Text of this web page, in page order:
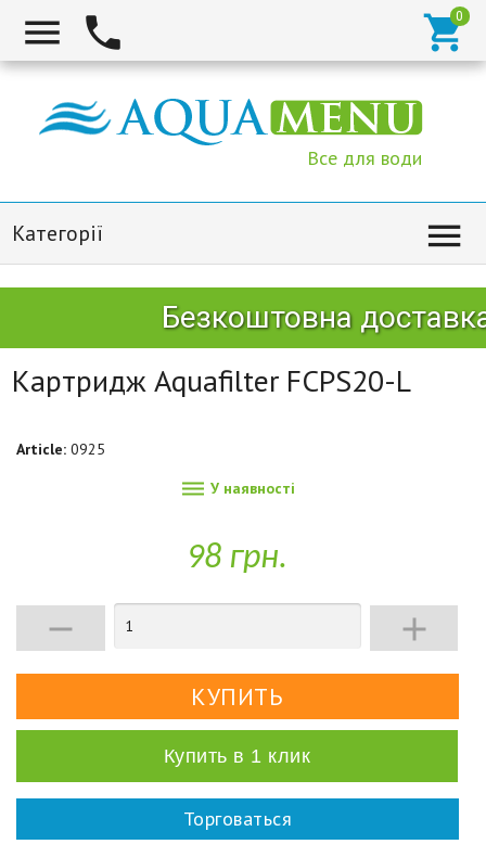
  
Все для води
Категорії 
Безкоштовна
Картридж Aquafilter FCPS20-L
Article: 0925
 У наявності
98 грн.
 
Купить в 1 клик
Торговаться